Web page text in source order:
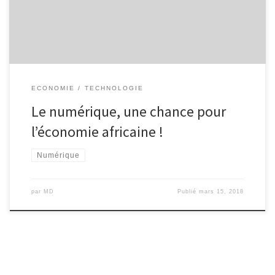
ECONOMIE TECHNOLOGIE
Le numérique, une chance pour
l’économie africaine !
Numérique
par MD Publiémars 15, 2018